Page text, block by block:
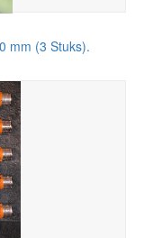
mm (3 Stuks).